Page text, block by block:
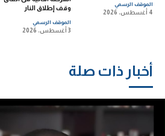
الموقف الرسمي
4 أغسطس، 2026
وقف إطلاق النار
الموقف الرسمي
3 أغسطس، 2026
أخبار ذات صلة